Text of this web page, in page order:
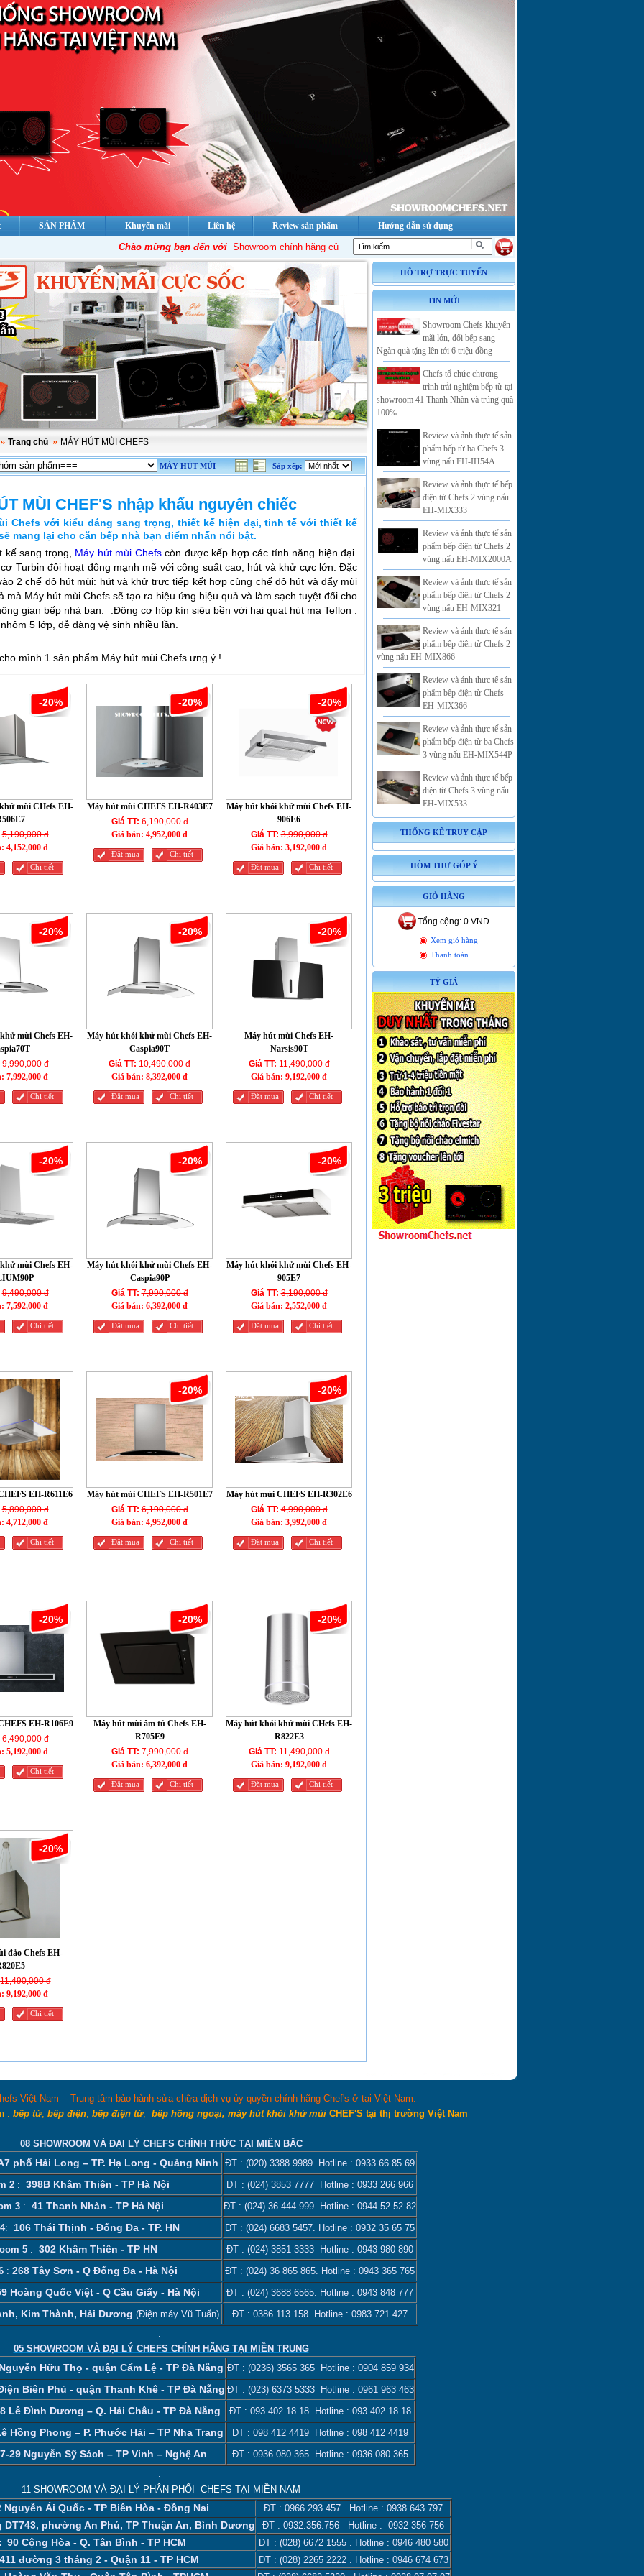
SẢN PHẨM Khuyến mãi Liên hệ Review sản phẩm Hướng dẫn sử dụng
Chào mừng bạn đến vớiShowroom chính hãng của Chef's tại Việt Nam Danh sách đại lý Bếp từ, bếp điện từ, bếp hồng
Trang chủ MÁY HÚT MÙI CHEFS
Sắp xếp:
MÁY HÚT MÙI
MÙI CHEF'S nhập khẩu nguyên chiếc
Chefs với kiểu dáng sang trọng, thiết kế hiện đại, tinh tế với thiết kế
mang lại cho căn bếp nhà bạn điểm nhấn nổi bật.
kế sang trọng,
Máy hút mùi Chefscòn được kếp hợp các tính năng hiện đại.
Turbin đôi hoạt đông mạnh mẽ với công suất cao, hút và khử cực lớn. Đặc
2 chế độ hút mùi: hút và khử trực tiếp kết hợp cùng chế độ hút và đẩy mùi
mà Máy hút mùi Chefs sẽ tạo ra hiệu ứng hiệu quả và làm sạch tuyệt đối cho
gian bếp nhà bạn. .Động cơ hộp kín siêu bền với hai quạt hút mạ Teflon .
5 lớp, dễ dàng vệ sinh nhiều lần.
mình 1 sản phẩm Máy hút mùi Chefs ưng ý !
-20%
mùi CHefs EH-
5,190,000 đ
4,152,000 đ
Chi tiết
-20%
Máy hút mùi CHEFS EH-R403E7
Giá TT: 6,190,000 đ
Giá bán: 4,952,000 đ
Đăt mua Chi tiết
-20%
Máy hút khói khử mùi Chefs EH-
906E6
Giá TT: 3,990,000 đ
Giá bán: 3,192,000 đ
Đăt mua Chi tiết
-20%
mùi Chefs EH-
9,990,000 đ
7,992,000 đ
Chi tiết
-20%
Máy hút khói khử mùi Chefs EH-
Caspia90T
Giá TT: 10,490,000 đ
Giá bán: 8,392,000 đ
Đăt mua Chi tiết
-20%
Máy hút mùi Chefs EH-
Narsis90T
Giá TT: 11,490,000 đ
Giá bán: 9,192,000 đ
Đăt mua Chi tiết
-20%
mùi Chefs EH-
9,490,000 đ
7,592,000 đ
Chi tiết
-20%
Máy hút khói khử mùi Chefs EH-
Caspia90P
Giá TT: 7,990,000 đ
Giá bán: 6,392,000 đ
Đăt mua Chi tiết
-20%
Máy hút khói khử mùi Chefs EH-
905E7
Giá TT: 3,190,000 đ
Giá bán: 2,552,000 đ
Đăt mua Chi tiết
EH-R611E6
5,890,000 đ
4,712,000 đ
Chi tiết
-20%
Máy hút mùi CHEFS EH-R501E7
Giá TT: 6,190,000 đ
Giá bán: 4,952,000 đ
Đăt mua Chi tiết
-20%
Máy hút mùi CHEFS EH-R302E6
Giá TT: 4,990,000 đ
Giá bán: 3,992,000 đ
Đăt mua Chi tiết
-20%
EH-R106E9
6,490,000 đ
5,192,000 đ
Chi tiết
-20%
Máy hút mùi âm tủ Chefs EH-
R705E9
Giá TT: 7,990,000 đ
Giá bán: 6,392,000 đ
Đăt mua Chi tiết
-20%
Máy hút khói khử mùi CHefs EH-
R822E3
Giá TT: 11,490,000 đ
Giá bán: 9,192,000 đ
Đăt mua Chi tiết
-20%
đảo Chefs EH-
11,490,000 đ
9,192,000 đ
Chi tiết
HỖ TRỢ TRỰC TUYẾN
TIN MỚI
Showroom Chefs khuyến
mãi lớn, đổi bếp sang
Ngàn quà tặng lên tới 6 triệu đồng
Chefs tổ chức chương
trình trải nghiệm bếp từ tại
showroom 41 Thanh Nhàn và trúng quà
100%
Review và ảnh thực tế sản
phẩm bếp từ ba Chefs 3
vùng nấu EH-IH54A
Review và ảnh thực tế bếp
điện từ Chefs 2 vùng nấu
EH-MIX333
Review và ảnh thực tế sản
phẩm bếp điện từ Chefs 2
vùng nấu EH-MIX2000A
Review và ảnh thực tế sản
phẩm bếp điện từ Chefs 2
vùng nấu EH-MIX321
Review và ảnh thực tế sản
phẩm bếp điện từ Chefs 2
vùng nấu EH-MIX866
Review và ảnh thực tế sản
phẩm bếp điện từ Chefs
EH-MIX366
Review và ảnh thực tế sản
phẩm bếp điện từ ba Chefs
3 vùng nấu EH-MIX544P
Review và ảnh thực tế bếp
điện từ Chefs 3 vùng nấu
EH-MIX533
THỐNG KÊ TRUY CẬP
HÒM THƯ GÓP Ý
GIỎ HÀNG
Tổng cộng: 0 VNĐ
Xem giỏ hàng
Thanh toán
TỶ GIÁ
Việt Nam - Trung tâm bảo hành sửa chữa dịch vụ ủy quyền chính hãng Chef's ở tại Việt Nam.
: bếp từ, bếp điện, bếp điện từ, bếp hồng ngoại, máy hút khói khử mùi CHEF'S tại thị trường Việt Nam
08 SHOWROOM VÀ ĐẠI LÝ CHEFS CHÍNH THỨC TẠI MIỀN BẮC
phố Hải Long – TP. Hạ Long - Quảng Ninh ĐT : (020) 3388 9989. Hotline : 0933 66 85 69
2 : 398B Khâm Thiên - TP Hà Nội ĐT : (024) 3853 7777 Hotline : 0933 266 966
3 : 41 Thanh Nhàn - TP Hà Nội ĐT : (024) 36 444 999 Hotline : 0944 52 52 82
: 106 Thái Thịnh - Đống Đa - TP. HN ĐT : (024) 6683 5457. Hotline : 0932 35 65 75
5 : 302 Khâm Thiên - TP HN ĐT : (024) 3851 3333 Hotline : 0943 980 890
: 268 Tây Sơn - Q Đống Đa - Hà Nội ĐT : (024) 36 865 865. Hotline : 0943 365 765
Hoàng Quốc Việt - Q Cầu Giấy - Hà Nội ĐT : (024) 3688 6565. Hotline : 0943 848 777
Kim Thành, Hải Dương (Điện máy Vũ Tuấn) ĐT : 0386 113 158‬. Hotline : 0983 721 427
.
05 SHOWROOM VÀ ĐẠI LÝ CHEFS CHÍNH HÃNG TẠI MIỀN TRUNG
Hữu Thọ - quận Cẩm Lệ - TP Đà Nẵng ĐT : (0236) 3565 365Hotline : 0904 859 934
Biên Phủ - quận Thanh Khê - TP Đà Nẵng ĐT : (023) 6373 5333Hotline : 0961 963 463
Lê Đình Dương – Q. Hải Châu - TP Đà Nẵng ĐT : 093 402 18 18 Hotline : 093 402 18 18
Hồng Phong – P. Phước Hải – TP Nha Trang ĐT : 098 412 4419 Hotline : 098 412 4419
29 Nguyễn Sỹ Sách – TP Vinh – Nghệ An ĐT : 0936 080 365 Hotline : 0936 080 365
.
11 SHOWROOM VÀ ĐẠI LÝ PHÂN PHỐI CHEFS TẠI MIỀN NAM
Nguyễn Ái Quốc - TP Biên Hòa - Đồng Nai ĐT : 0966 293 457 . Hotline : 0938 643 797
DT743, phường An Phú, TP Thuận An, Bình Dương ĐT : 0932.356.756 Hotline : 0932 356 756
90 Cộng Hòa - Q. Tân Bình - TP HCM ĐT : (028) 6672 1555. Hotline : 0946 480 580
đường 3 tháng 2 - Quận 11 - TP HCM ĐT : (028) 2265 2222. Hotline : 0946 674 673